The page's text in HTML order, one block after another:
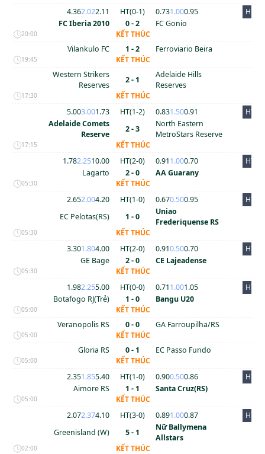
4.362.022.11 HT(0-1) 0.731.000.95
HT
FC Iberia 2010
0 - 2 FC Gonio
20:00
KẾT THÚC
Vilankulo FC
1 - 2 Ferroviario Beira
19:45
KẾT THÚC
Western Strikers
Reserves
2 - 1
Adelaide Hills
Reserves
17:30
KẾT THÚC
5.003.001.73 HT(1-2) 0.831.500.91
HT
Adelaide Comets
Reserve
2 - 3
North Eastern
MetroStars Reserve
17:15
KẾT THÚC
1.782.2510.00 HT(2-0) 0.911.000.70
HT
Lagarto
2 - 0 AA Guarany
05:30
KẾT THÚC
2.652.004.20 HT(1-0) 0.670.500.95
HT
EC Pelotas(RS)
1 - 0
Uniao
Frederiquense RS
05:30
KẾT THÚC
3.301.804.00 HT(2-0) 0.910.500.70
HT
GE Bage
2 - 0 CE Lajeadense
05:30
KẾT THÚC
1.982.255.00 HT(0-0) 0.711.001.05
HT
Botafogo RJ(Trẻ)
1 - 0 Bangu U20
05:00
KẾT THÚC
Veranopolis RS
0 - 0 GA Farroupilha/RS
05:00
KẾT THÚC
Gloria RS
0 - 1 EC Passo Fundo
05:00
KẾT THÚC
2.351.855.40 HT(1-0) 0.900.500.86
HT
Aimore RS
1 - 1 Santa Cruz(RS)
05:00
KẾT THÚC
2.072.374.10 HT(3-0) 0.891.000.87
HT
Greenisland (W)
5 - 1
Nữ Ballymena
Allstars
02:00
KẾT THÚC